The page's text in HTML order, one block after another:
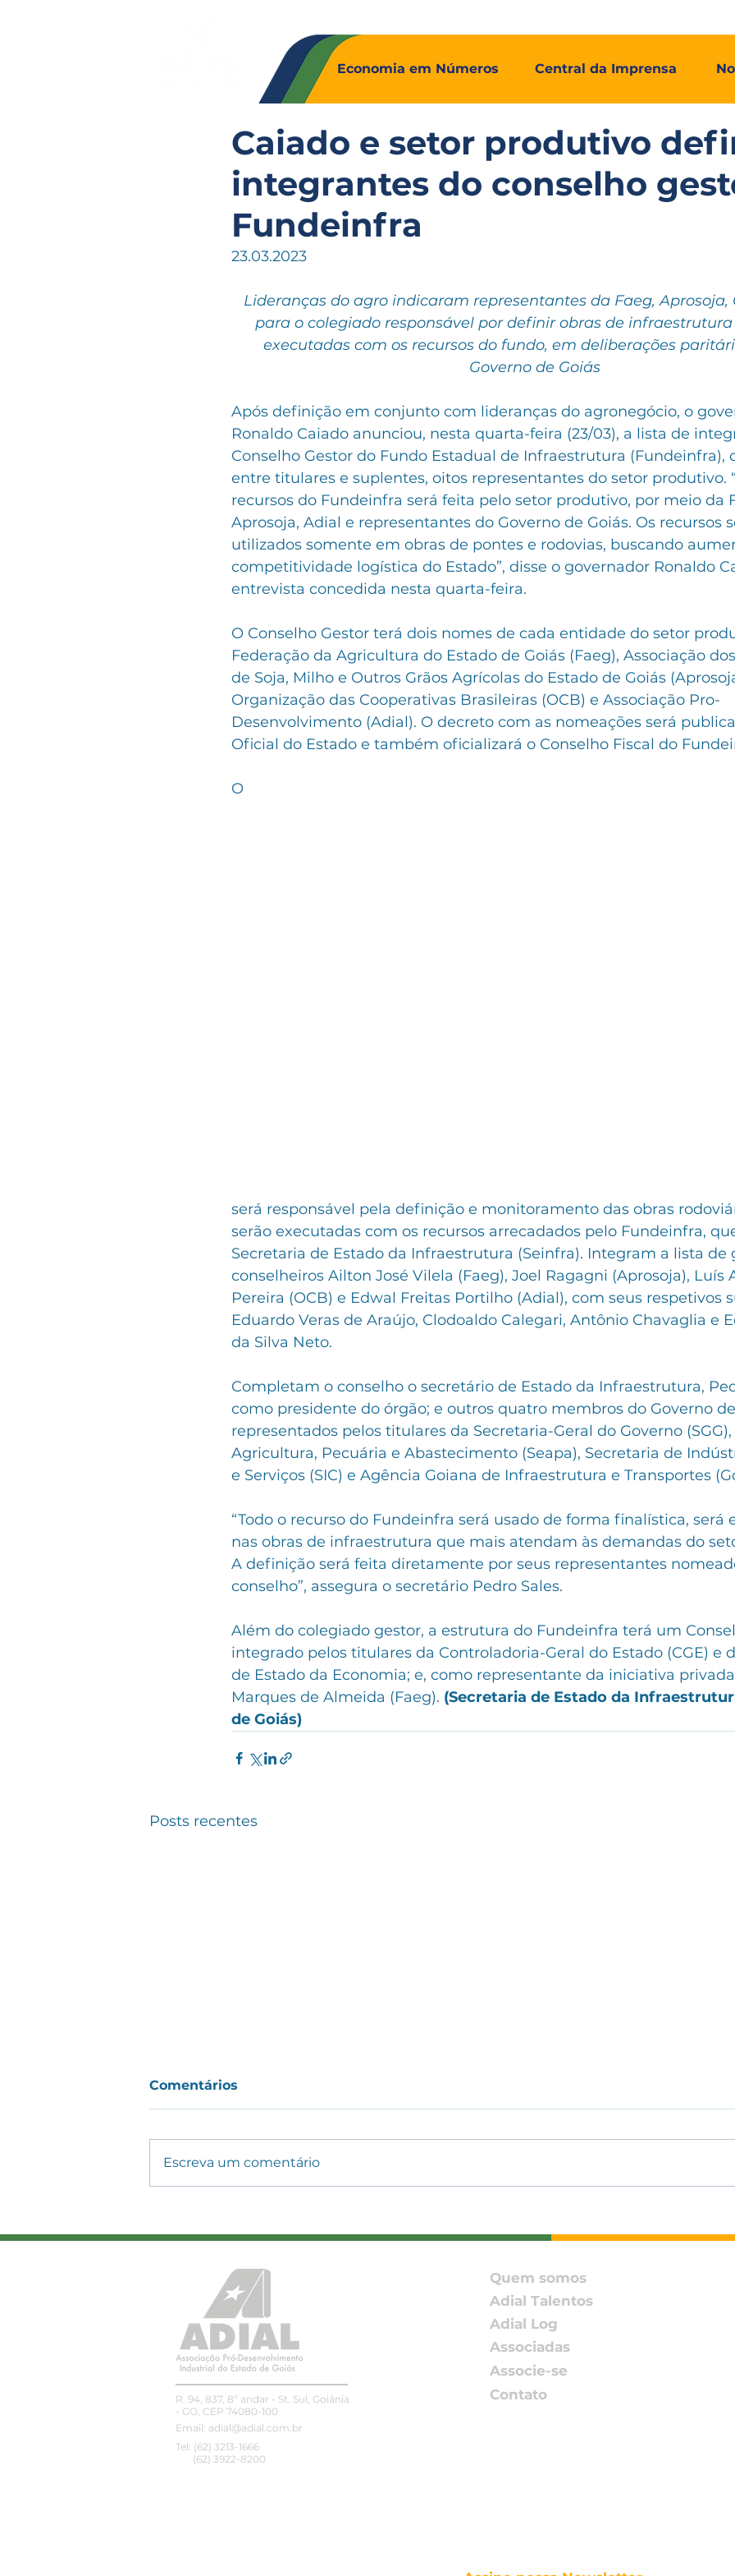
Central da Imprensa
Economia em Números
Caiado e setor produtivo
integrantes do conselho
Fundeinfra
23.03.2023
Lideranças do agro indicaram representantes da Faeg, Aprosoja,
para o colegiado responsável por definir obras de
executadas com os recursos do fundo, em deliberações
Governo de Goiás
Após definição em conjunto com lideranças do agronegócio, o
Ronaldo Caiado anunciou, nesta quarta-feira (23/03), a lista de
Conselho Gestor do Fundo Estadual de Infraestrutura (Fundeinfra),
entre titulares e suplentes, oitos representantes do setor produtivo.
recursos do Fundeinfra será feita pelo setor produtivo, por meio da
Aprosoja, Adial e representantes do Governo de Goiás. Os recursos
utilizados somente em obras de pontes e rodovias, buscando
competitividade logística do Estado”, disse o governador Ronaldo
entrevista concedida nesta quarta-feira.
O Conselho Gestor terá dois nomes de cada entidade do setor
Federação da Agricultura do Estado de Goiás (Faeg), Associação
de Soja, Milho e Outros Grãos Agrícolas do Estado de Goiás
Organização das Cooperativas Brasileiras (OCB) e Associação Pro-
Desenvolvimento (Adial). O decreto com as nomeações será
Oficial do Estado e também oficializará o Conselho Fiscal do
O
será responsável pela definição e monitoramento das obras
serão executadas com os recursos arrecadados pelo Fundeinfra,
Secretaria de Estado da Infraestrutura (Seinfra). Integram a lista de
conselheiros Ailton José Vilela (Faeg), Joel Ragagni (Aprosoja), Luís
Pereira (OCB) e Edwal Freitas Portilho (Adial), com seus respetivos
Eduardo Veras de Araújo, Clodoaldo Calegari, Antônio Chavaglia e
da Silva Neto.
Completam o conselho o secretário de Estado da Infraestrutura,
como presidente do órgão; e outros quatro membros do Governo
representados pelos titulares da Secretaria-Geral do Governo
Agricultura, Pecuária e Abastecimento (Seapa), Secretaria de
e Serviços (SIC) e Agência Goiana de Infraestrutura e Transportes
“Todo o recurso do Fundeinfra será usado de forma finalística, será
nas obras de infraestrutura que mais atendam às demandas do
A definição será feita diretamente por seus representantes
conselho”, assegura o secretário Pedro Sales.
Além do colegiado gestor, a estrutura do Fundeinfra terá um
integrado pelos titulares da Controladoria-Geral do Estado (CGE) e
de Estado da Economia; e, como representante da iniciativa
Marques de Almeida (Faeg). (Secretaria de Estado da
de Goiás)
Posts recentes
com associada e
Encontro DH&E Brasil
Pacto Global da ONU –
Rede Brasil
Comentários
Escreva um comentário
R. 94, 837, 8º andar - St. Sul, Goiânia
- GO, CEP 74080-100
Email: adial@adial.com.br
Tel: (62) 3213-1666
(62) 3922-8200
Quem somos
Adial Talentos
Adial Log
Associadas
Associe-se
Contato